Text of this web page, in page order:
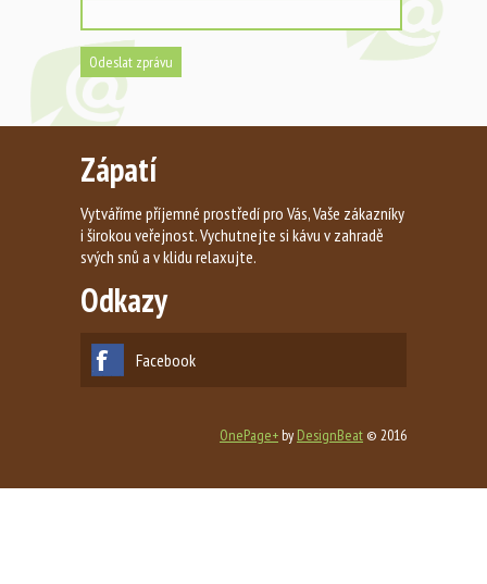
Zápatí
Vytváříme příjemné prostředí pro Vás, Vaše zákazníky
i širokou veřejnost. Vychutnejte si kávu v zahradě
svých snů a v klidu relaxujte.
Odkazy
Facebook
OnePage+by DesignBeat © 2016